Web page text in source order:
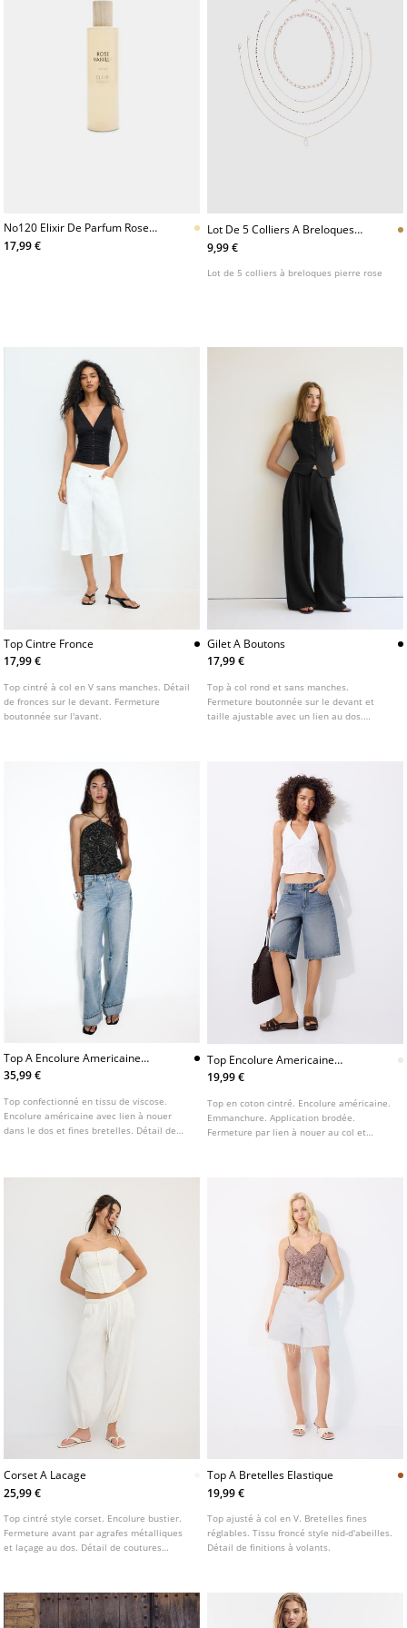
No120 Elixir De Parfum Rose
Vanille 100 Ml
17,99 €
Lot De 5 Colliers A Breloques
Pierre Rose
9,99 €
Lot de 5 colliers à breloques pierre rose
Top Cintre Fronce
17,99 €
Top cintré à col en V sans manches. Détail
de fronces sur le devant. Fermeture
boutonnée sur l'avant.
Gilet A Boutons
17,99 €
Top à col rond et sans manches.
Fermeture boutonnée sur le devant et
taille ajustable avec un lien au dos.
Top A Encolure Americaine
Brode
35,99 €
Top confectionné en tissu de viscose.
Encolure américaine avec lien à nouer
dans le dos et fines bretelles. Détail de
Top Encolure Americaine
Brode
19,99 €
Top en coton cintré. Encolure américaine.
Emmanchure. Application brodée.
Fermeture par lien à nouer au col et
Corset A Lacage
25,99 €
Top cintré style corset. Encolure bustier.
Fermeture avant par agrafes métalliques
et laçage au dos. Détail de coutures
Top A Bretelles Elastique
19,99 €
Top ajusté à col en V. Bretelles fines
réglables. Tissu froncé style nid-d'abeilles.
Détail de finitions à volants.